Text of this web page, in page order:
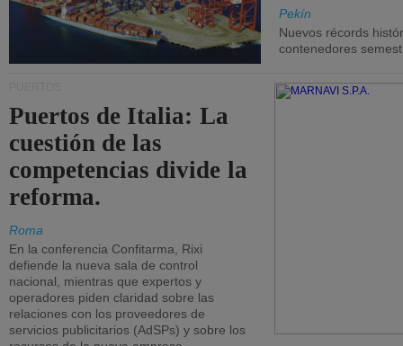
Pekín
Nuevos récords
contenedores
Puertos de Italia: La
cuestión de las
competencias divide la
reforma.
Roma
En la conferencia Confitarma, Rixi
defiende la nueva sala de control
nacional, mientras que expertos y
operadores piden claridad sobre las
relaciones con los proveedores de
servicios publicitarios (AdSPs) y sobre los